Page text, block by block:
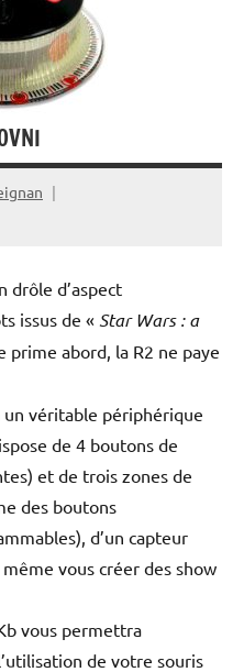
drôle d’aspect
issus de « Star Wars : a
prime abord, la R2 ne paye
véritable périphérique
de 4 boutons de
et de trois zones de
des boutons
d’un capteur
vous créer des show
vous permettra
de votre souris